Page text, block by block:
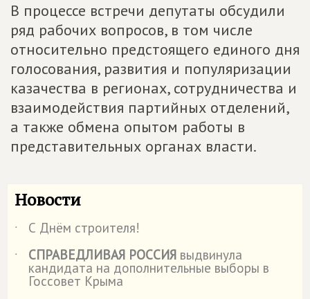
В процессе встречи депутаты обсудили
ряд рабочих вопросов, в том числе
относительно предстоящего единого дня
голосования, развития и популяризации
казачества в регионах, сотрудничества и
взаимодействия партийных отделений,
а также обмена опытом работы в
представительных органах власти.
Новости
˙
С Днём строителя!
˙
СПРАВЕДЛИВАЯ РОССИЯ выдвинула
кандидата на дополнительные выборы в
Госсовет Крыма